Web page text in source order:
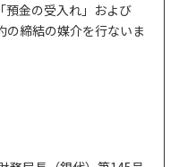
預金の受入れ」および
の締結の媒介を行ないま